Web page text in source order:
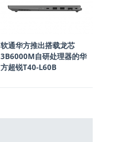
软通华方推出搭载龙芯
3B6000M自研处理器的华
方超锐T40-L60B